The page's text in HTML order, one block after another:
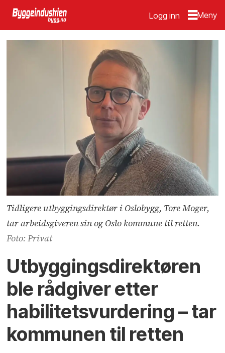
Logg inn
Tidligere utbyggingsdirektør i Oslobygg, Tore Moger,
tar arbeidsgiveren sin og Oslo kommune til retten.
Foto: Privat
Utbyggingsdirektøren
ble rådgiver etter
habilitetsvurdering – tar
kommunen til retten